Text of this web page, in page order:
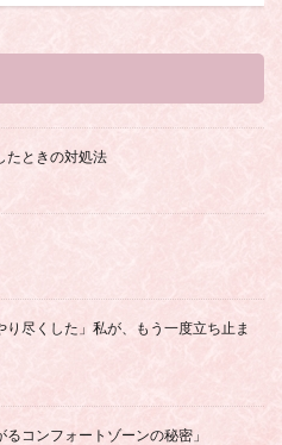
たときの対処法
尽くした」私が、もう一度立ち止ま
コンフォートゾーンの秘密」